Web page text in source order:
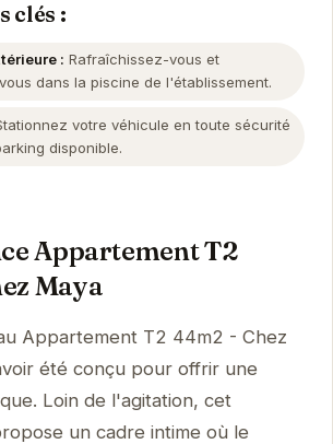
clés :
: Rafraîchissez-vous et
dans la piscine de l'établissement.
votre véhicule en toute sécurité
disponible.
Appartement T2
Maya
Appartement T2 44m2 - Chez
été conçu pour offrir une
Loin de l'agitation, cet
un cadre intime où le